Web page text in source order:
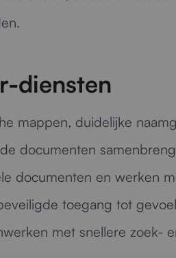
diensten
mappen, duidelijke
documenten
documenten en werken
toegang tot
met snellere zoek-